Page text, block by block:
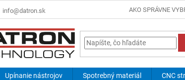
info@datron.sk AKO SPRÁVNE
Upínanie nástrojov Spotrebný materiál CNC